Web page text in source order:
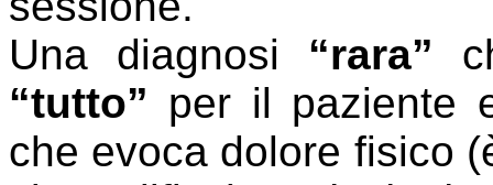
Una diagnosi “rara”
“tutto” per il paziente
che evoca dolore fisico